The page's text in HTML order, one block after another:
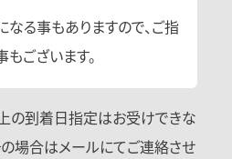
なる事もありますので、ご指
ございます。
の到着日指定はお受けできな
の場合はメールにてご連絡させ